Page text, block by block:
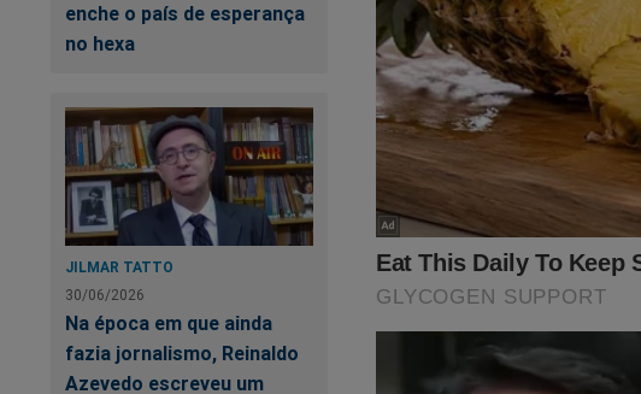
enche o país de esperança
no hexa
JILMAR TATTO
30/06/2026
Na época em que ainda
fazia jornalismo, Reinaldo
Azevedo escreveu um